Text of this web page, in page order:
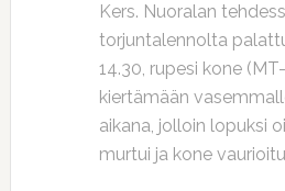
Kers. Nuoralan
torjuntalennolta
14.30, rupesi kone
kiertämään
aikana, jolloin lopuksi
murtui ja kone